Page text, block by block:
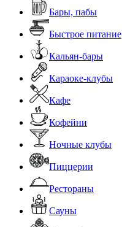
Бары, пабы
Быстрое питание
Кальян-бары
Караоке-клубы
Кафе
Кофейни
Ночные клубы
Пиццерии
Рестораны
Сауны